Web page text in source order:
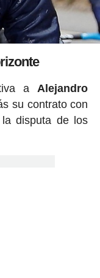
aAlejandro
su contrato con
disputa de los